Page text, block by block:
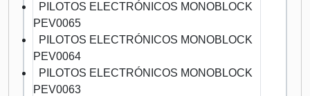
PILOTOS ELECTRÓNICOS MONOBLOCK
PEV0065
PILOTOS ELECTRÓNICOS MONOBLOCK
PEV0064
PILOTOS ELECTRÓNICOS MONOBLOCK
PEV0063